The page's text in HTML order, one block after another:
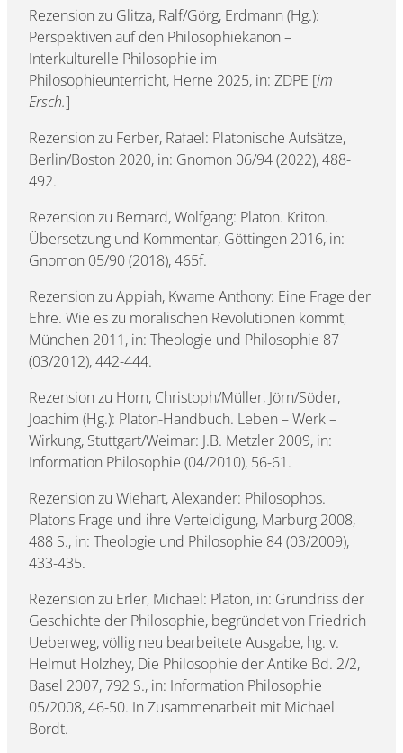
Rezension zu Glitza, Ralf/Görg, Erdmann (Hg.):
Perspektiven auf den Philosophiekanon –
Interkulturelle Philosophie im
Philosophieunterricht, Herne 2025, in: ZDPE [im
Ersch.]
Rezension zu Ferber, Rafael: Platonische Aufsätze,
Berlin/Boston 2020, in: Gnomon 06/94 (2022), 488-
492.
Rezension zu Bernard, Wolfgang: Platon. Kriton.
Übersetzung und Kommentar, Göttingen 2016, in:
Gnomon 05/90 (2018), 465f.
Rezension zu Appiah, Kwame Anthony: Eine Frage der
Ehre. Wie es zu moralischen Revolutionen kommt,
München 2011, in: Theologie und Philosophie 87
(03/2012), 442-444.
Rezension zu Horn, Christoph/Müller, Jörn/Söder,
Joachim (Hg.): Platon-Handbuch. Leben – Werk –
Wirkung, Stuttgart/Weimar: J.B. Metzler 2009, in:
Information Philosophie (04/2010), 56-61.
Rezension zu Wiehart, Alexander: Philosophos.
Platons Frage und ihre Verteidigung, Marburg 2008,
488 S., in: Theologie und Philosophie 84 (03/2009),
433-435.
Rezension zu Erler, Michael: Platon, in: Grundriss der
Geschichte der Philosophie, begründet von Friedrich
Ueberweg, völlig neu bearbeitete Ausgabe, hg. v.
Helmut Holzhey, Die Philosophie der Antike Bd. 2/2,
Basel 2007, 792 S., in: Information Philosophie
05/2008, 46-50. In Zusammenarbeit mit Michael
Bordt.